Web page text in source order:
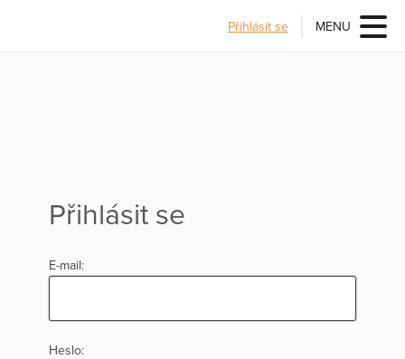
Přihlásit se MENU
Přihlásit se
E-mail:
Heslo: